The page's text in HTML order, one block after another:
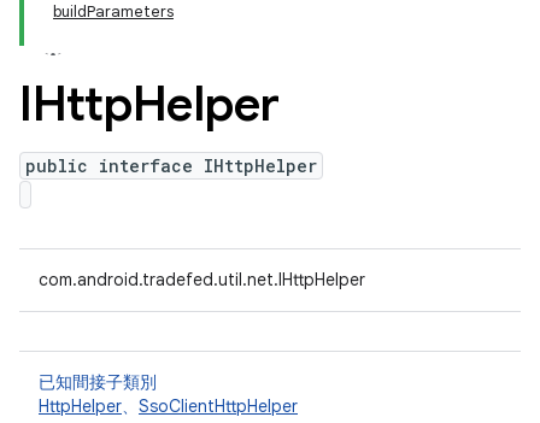
buildParameters
IHttpHelper
public interface IHttpHelper
com.android.tradefed.util.net.IHttpHelper
已知間接子類別
HttpHelper、 SsoClientHttpHelper